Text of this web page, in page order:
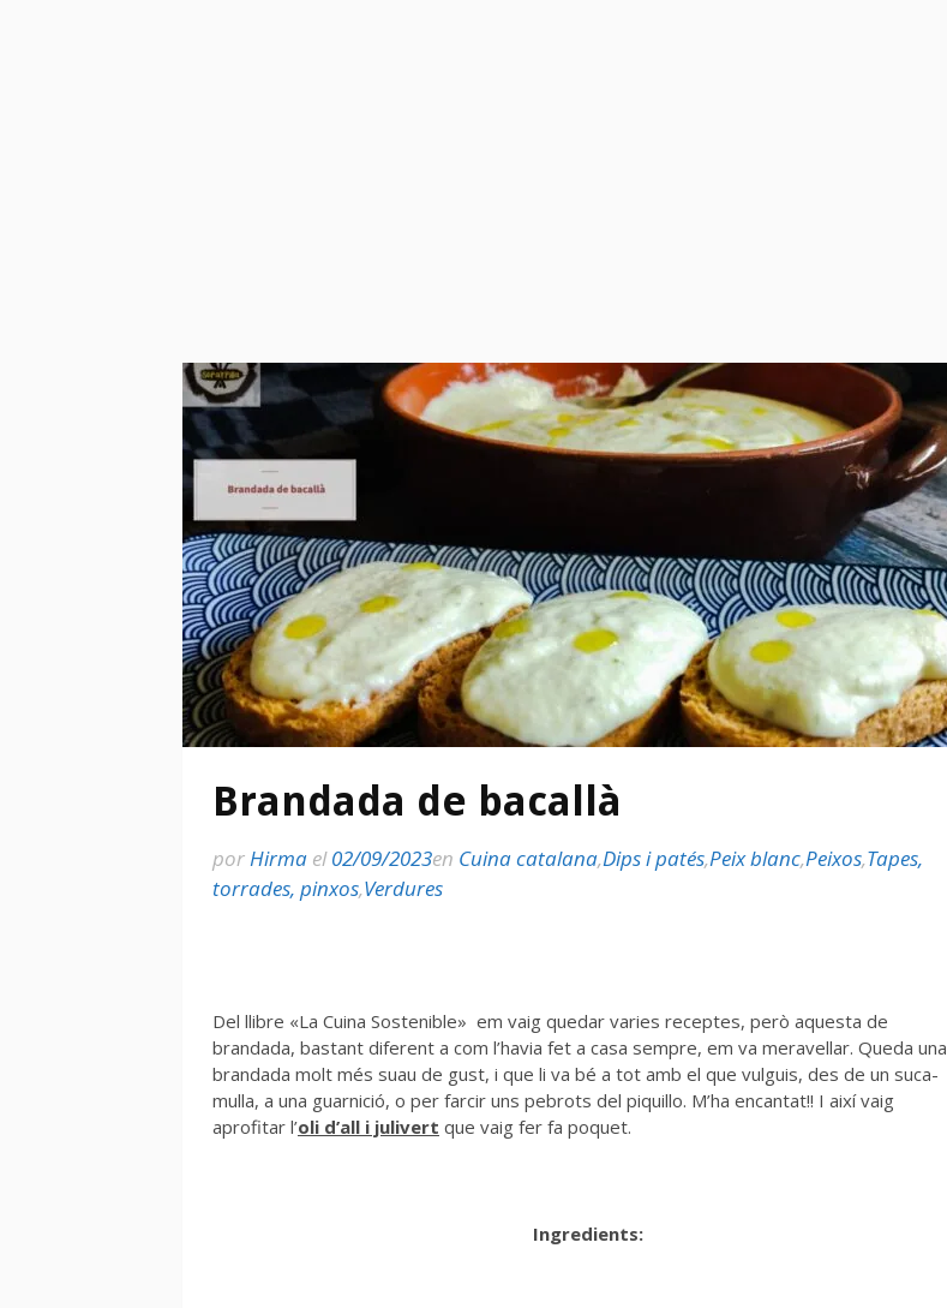
Brandada de bacallà
porHirma el02/09/2023en Cuina catalana,Dips i patés,Peix blanc,Peixos,Tapes,
torrades, pinxos,Verdures
Del llibre «La Cuina Sostenible» em vaig quedar varies receptes, però aquesta de
brandada, bastant diferent a com l’havia fet a casa sempre, em va meravellar. Queda una
brandada molt més suau de gust, i que li va bé a tot amb el que vulguis, des de un suca-
mulla, a una guarnició, o per farcir uns pebrots del piquillo. M’ha encantat!! I així vaig
aprofitar l’oli d’all i julivert que vaig fer fa poquet.
Ingredients: